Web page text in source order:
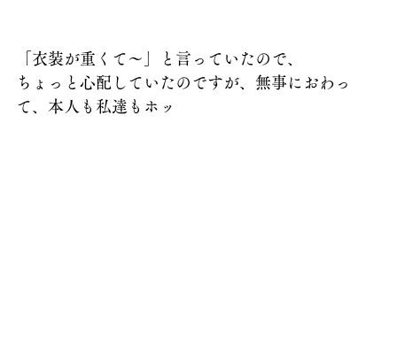
「衣装が重くて～」と言っていたので、
ちょっと心配していたのですが、無事におわっ
て、本人も私達もホッ